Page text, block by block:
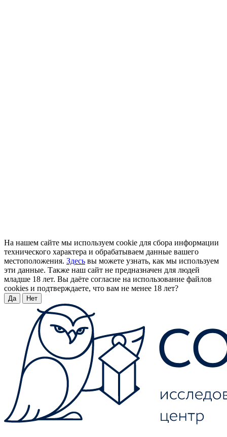
На нашем сайте мы используем cookie для сбора информации
технического характера и обрабатываем данные вашего
местоположения. Здесь вы можете узнать, как мы используем
эти данные. Также наш сайт не предназначен для людей
младше 18 лет. Вы даёте согласие на использование файлов
cookies и подтверждаете, что вам не менее 18 лет?
Да Нет